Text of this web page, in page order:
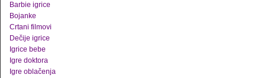
Barbie igrice
Bojanke
Crtani filmovi
Dečije igrice
Igrice bebe
Igre doktora
Igre oblačenja